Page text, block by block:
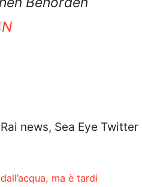
ma è tardi
ci facciamo intimidire da lui”